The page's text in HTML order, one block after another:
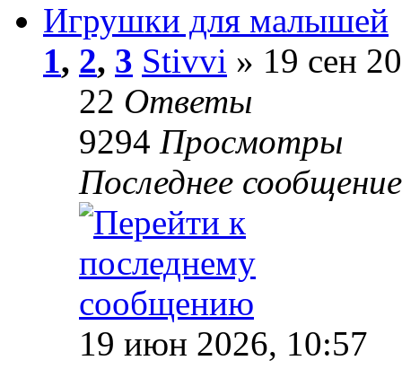
Игрушки для малышей
1, 2, 3 Stivvi » 19 сен
22 Ответы
9294 Просмотры
Последнее
19 июн 2026, 10:57